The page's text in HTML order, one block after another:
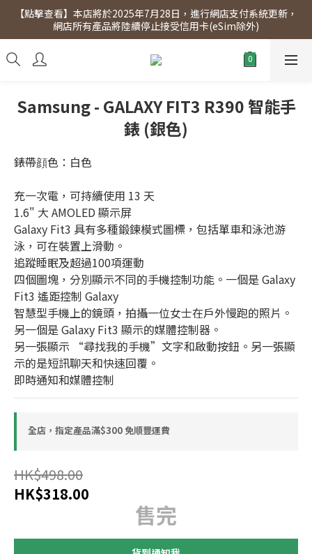
【點擊查看】會員專享 星期三全單95折!!!（優惠期至2026年12月
31日）。滿$300即免運費。
【點擊查看】本店將於2025年7月28日，進行網店支付系統更新，
網店所有產品將陸續停止接受信用卡(eSim除外)
【點擊查看】會員專享 星期三全單95折!!!（優惠期至2026年12月
31日）。滿$300即免運費。
Samsung - GALAXY FIT3 R390 智能手
錶 (銀色)
錶帶顔色：白色
充一次電，可持續使用 13 天
1.6" 大 AMOLED 顯示屏
Galaxy Fit3 具有多種鍛鍊模式圖標，包括單車和泳池游
泳，可在裝置上滑動。
追蹤睡眠及超過100項運動
四個圖塊，分別顯示不同的手機控制功能。一個是 Galaxy
Fit3 遙距控制 Galaxy
智慧型手機上的鏡頭，拍攝一位女士在戶外慢跑的照片。
另一個是 Galaxy Fit3 顯示的媒體控制器。
另一張顯示 “尋找我的手機”文字和啟動按鈕。另一張顯
示的是短訊聊天和快速回覆。
即時通知和媒體控制
全店，指定產品滿$300 免順豐運費
HK$498.00
HK$318.00
售完